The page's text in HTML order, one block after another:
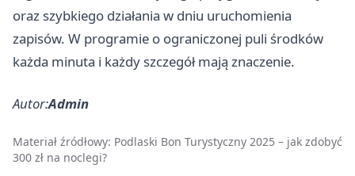
oraz szybkiego działania w dniu uruchomienia
zapisów. W programie o ograniczonej puli środków
każda minuta i każdy szczegół mają znaczenie.
Autor:Admin
Materiał źródłowy: Podlaski Bon Turystyczny 2025 – jak zdobyć
300 zł na noclegi?